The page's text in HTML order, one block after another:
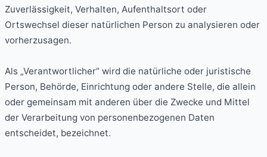
Zuverlässigkeit, Verhalten, Aufenthaltsort oder
Ortswechsel dieser natürlichen Person zu analysieren oder
vorherzusagen.
Als „Verantwortlicher“ wird die natürliche oder juristische
Person, Behörde, Einrichtung oder andere Stelle, die allein
oder gemeinsam mit anderen über die Zwecke und Mittel
der Verarbeitung von personenbezogenen Daten
entscheidet, bezeichnet.